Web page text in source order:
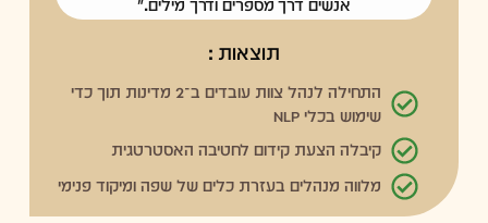
אנשים דרך מספרים ודרך מילים."
תוצאות :
התחילה לנהל צוות עובדים ב־2 מדינות תוך כדי
שימוש בכלי NLP
קיבלה הצעת קידום לחטיבה האסטרטגית
מלווה מנהלים בעזרת כלים של שפה ומיקוד פנימי